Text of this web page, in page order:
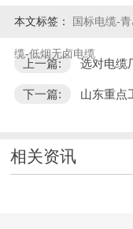
本文标签： 国标电缆-
缆-低烟无卤电缆
上一篇: 选对电缆
下一篇: 山东重点
相关资讯